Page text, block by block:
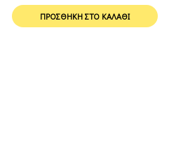
ΠΡΟΣΘΉΚΗ ΣΤΟ ΚΑΛΆΘΙ